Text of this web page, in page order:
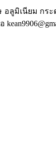
ลูมิเนียม ก